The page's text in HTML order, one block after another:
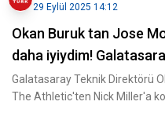
29 Eylül 2025 14:12
Okan Buruk tan Jose
daha iyiydim!
Galatasaray Teknik Direktörü
The Athletic'ten Nick Miller'a